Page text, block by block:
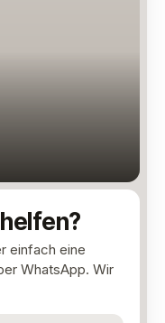
einfach eine
WhatsApp. Wir